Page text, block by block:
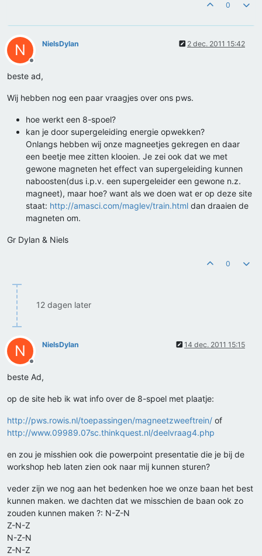
0
N
Offline
NielsDylan 2 dec. 2011 15:42
beste ad,
Wij hebben nog een paar vraagjes over ons pws.
hoe werkt een 8-spoel?
kan je door supergeleiding energie opwekken?
Onlangs hebben wij onze magneetjes gekregen en daar
een beetje mee zitten klooien. Je zei ook dat we met
gewone magneten het effect van supergeleiding kunnen
naboosten(dus i.p.v. een supergeleider een gewone n.z.
magneet), maar hoe? want als we doen wat er op deze site
staat: http://amasci.com/maglev/train.html dan draaien de
magneten om.
Gr Dylan & Niels
0
12 dagen later
N
Offline
NielsDylan 14 dec. 2011 15:15
beste Ad,
op de site heb ik wat info over de 8-spoel met plaatje:
http://pws.rowis.nl/toepassingen/magneetzweeftrein/ of
http://www.09989.07sc.thinkquest.nl/deelvraag4.php
en zou je misshien ook die powerpoint presentatie die je bij de
workshop heb laten zien ook naar mij kunnen sturen?
veder zijn we nog aan het bedenken hoe we onze baan het best
kunnen maken. we dachten dat we misschien de baan ook zo
zouden kunnen maken ?: N-Z-N
Z-N-Z
N-Z-N
Z-N-Z